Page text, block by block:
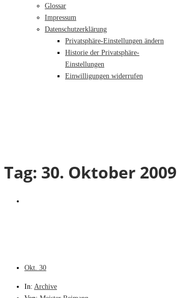
Glossar
Impressum
Datenschutzerklärung
Privatsphäre-Einstellungen ändern
Historie der Privatsphäre-
Einstellungen
Einwilligungen widerrufen
Tag: 30. Oktober 2009
Okt. 30
In: Archive